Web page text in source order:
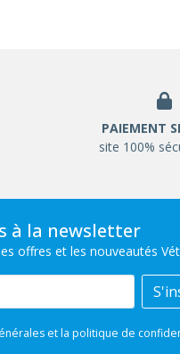
PAIEMENT
site 100%
à la newsletter
offres et les nouveautés
et la politique de